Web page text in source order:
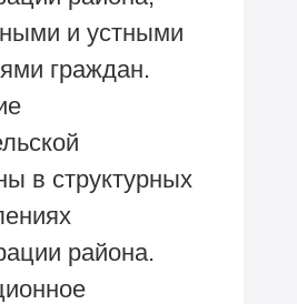
и устными
граждан.
в структурных
района.